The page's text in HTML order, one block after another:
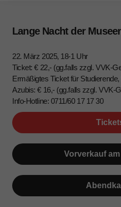
Lange Nacht der
22. März 2025, 18-1 Uhr
Ticket: € 22,- (gg.falls zzgl. VVK-
Ermäßigtes Ticket für
Azubis: € 16,- (gg.falls zzgl. VVK-
Info-Hotline: 0711/60 17 17 30
Vorverkauf